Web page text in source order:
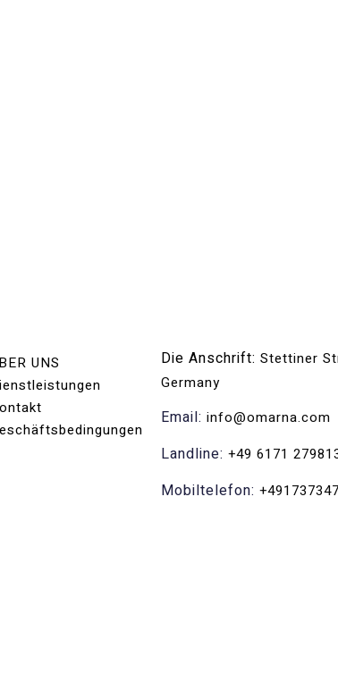
UNS
Die Anschrift: Stettiner
Germany
Email: info@omarna.com
Landline: +49 6171
Mobiltelefon: